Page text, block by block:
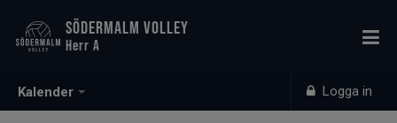
Kalender Logga in
SÖDERMALM VOLLEY
Herr A